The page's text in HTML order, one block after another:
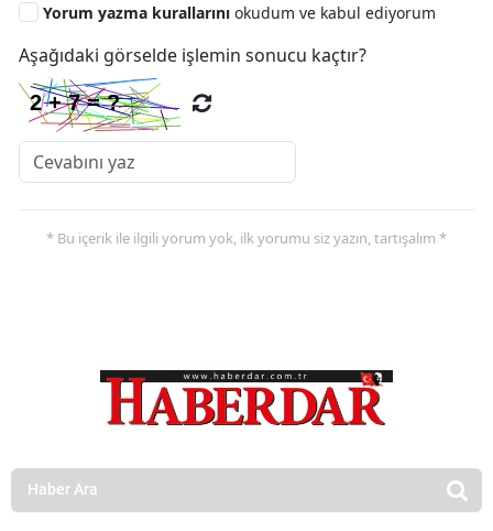
Yorum yazma kurallarını okudum ve kabul ediyorum
Aşağıdaki görselde işlemin sonucu kaçtır?
* Bu içerik ile ilgili yorum yok, ilk yorumu siz yazın, tartışalım *